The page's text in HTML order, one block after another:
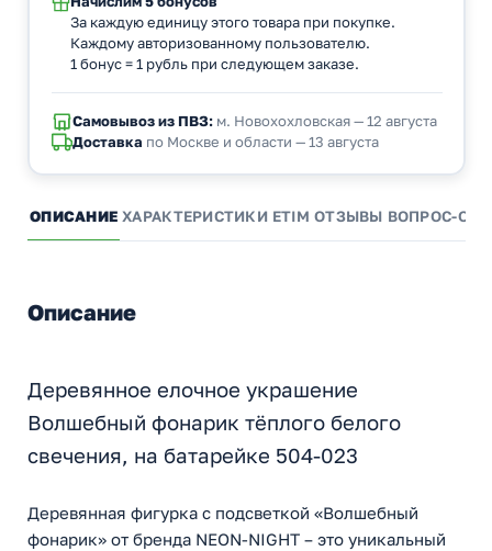
За каждую единицу этого товара при покупке.
Каждому авторизованному пользователю.
1 бонус = 1 рубль при следующем заказе.
Самовывоз из ПВЗ:м. Новохохловская — 12 августа
Доставка по Москве и области — 13 августа
ОПИСАНИЕ ХАРАКТЕРИСТИКИ ETIM ОТЗЫВЫ ВОПРОС-
Описание
Деревянное елочное украшение
Волшебный фонарик тёплого белого
свечения, на батарейке 504-023
Деревянная фигурка с подсветкой «Волшебный
фонарик» от бренда NEON-NIGHT – это уникальный